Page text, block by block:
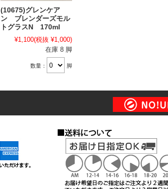
(10675)グレンケア
ン ブレンダーズモル
トグラスN 170ml
¥1,100(税抜 ¥1,000)
在庫 8 脚
数量： 脚